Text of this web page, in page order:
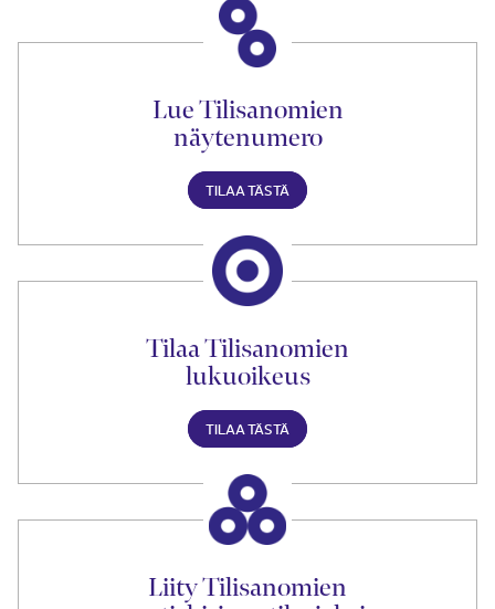
Lue Tilisanomien
näytenumero
TILAA TÄSTÄ
Tilaa Tilisanomien
lukuoikeus
TILAA TÄSTÄ
Liity Tilisanomien